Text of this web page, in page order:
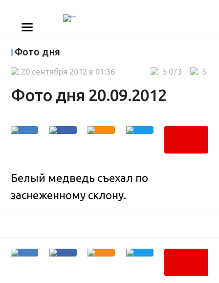
Фото дня
Фото дня 20.09.2012
5
5 073
20 сентября 2012 в 01:36
Белый медведь съехал по
заснеженному склону.